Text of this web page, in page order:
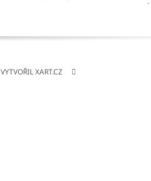
VYTVOŘIL XART.CZ